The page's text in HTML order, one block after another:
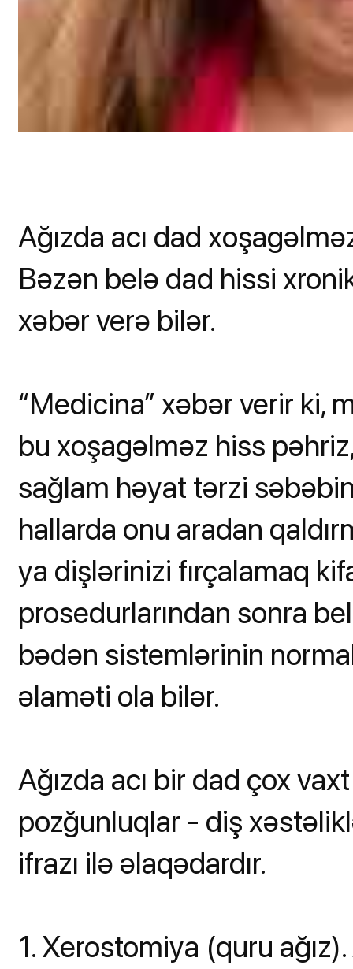
Ağızda acı dad
Bəzən belə dad hissi
xəbər verə bilər.
“Medicina” xəbər verir ki,
bu xoşagəlməz hiss
sağlam həyat tərzi
hallarda onu aradan
ya dişlərinizi fırçalamaq
prosedurlarından sonra
bədən sistemlərinin
əlaməti ola bilər.
Ağızda acı bir dad çox
pozğunluqlar - diş
ifrazı ilə əlaqədardır.
1. Xerostomiya (quru